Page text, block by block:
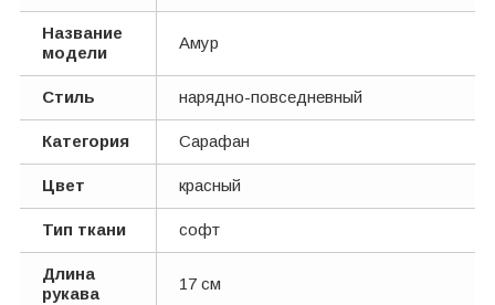
Название
модели
Амур
Стиль нарядно-повседневный
Категория Сарафан
Цвет красный
Тип ткани софт
Длина
рукава
17 см